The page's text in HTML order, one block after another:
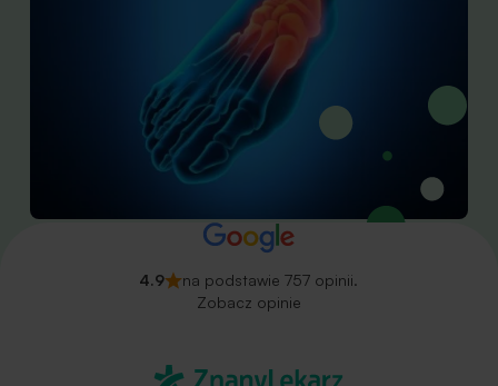
4.9
na podstawie 757 opinii.
Zobacz opinie